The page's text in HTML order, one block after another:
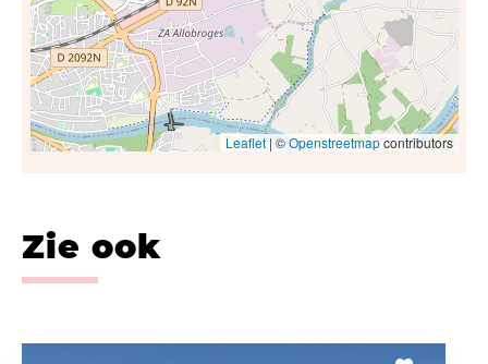
Leaflet| ©Openstreetmapcontributors
Zie ook